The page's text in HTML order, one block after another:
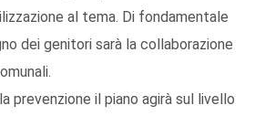
al tema. Di fondamentale
dei genitori sarà la collaborazione
prevenzione il piano agirà sul livello